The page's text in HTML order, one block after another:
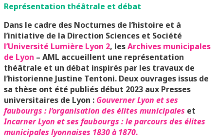
Représentation théâtrale et débat
Dans le cadre des Nocturnes de l’histoire et à
l’initiative de la Direction Sciences et Société
l’Université Lumière Lyon 2, lesArchives municipales
de Lyon – AML accueillent une représentation
théâtrale et un débat inspirés par les travaux de
l’historienne Justine Tentoni. Deux ouvrages issus de
sa thèse ont été publiés début 2023 aux Presses
universitaires de Lyon : Gouverner Lyon et ses
faubourgs : l’organisation des élites municipales et
Incarner Lyon et ses faubourgs : le parcours des élites
municipales lyonnaises 1830 à 1870.